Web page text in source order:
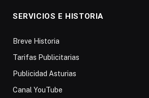
SERVICIOS E HISTORIA
Breve Historia
Tarifas Publicitarias
Publicidad Asturias
Canal YouTube